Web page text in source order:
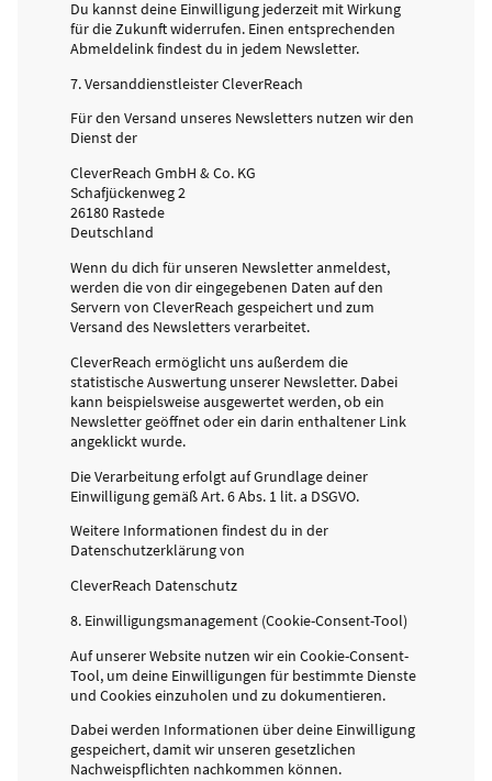
Du kannst deine Einwilligung jederzeit mit Wirkung
für die Zukunft widerrufen. Einen entsprechenden
Abmeldelink findest du in jedem Newsletter.
7. Versanddienstleister CleverReach
Für den Versand unseres Newsletters nutzen wir den
Dienst der
CleverReach GmbH & Co. KG
Schafjückenweg 2
26180 Rastede
Deutschland
Wenn du dich für unseren Newsletter anmeldest,
werden die von dir eingegebenen Daten auf den
Servern von CleverReach gespeichert und zum
Versand des Newsletters verarbeitet.
CleverReach ermöglicht uns außerdem die
statistische Auswertung unserer Newsletter. Dabei
kann beispielsweise ausgewertet werden, ob ein
Newsletter geöffnet oder ein darin enthaltener Link
angeklickt wurde.
Die Verarbeitung erfolgt auf Grundlage deiner
Einwilligung gemäß Art. 6 Abs. 1 lit. a DSGVO.
Weitere Informationen findest du in der
Datenschutzerklärung von
CleverReach Datenschutz
8. Einwilligungsmanagement (Cookie-Consent-Tool)
Auf unserer Website nutzen wir ein Cookie-Consent-
Tool, um deine Einwilligungen für bestimmte Dienste
und Cookies einzuholen und zu dokumentieren.
Dabei werden Informationen über deine Einwilligung
gespeichert, damit wir unseren gesetzlichen
Nachweispflichten nachkommen können.